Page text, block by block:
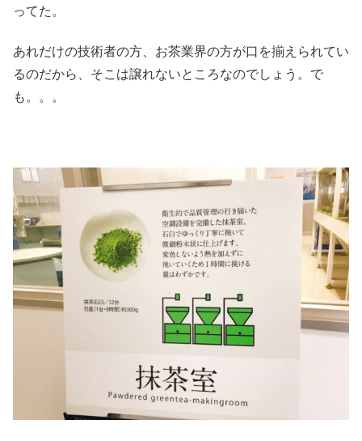
ってた。
あれだけの技術者の方、お茶業界の方が口を揃えられてい
るのだから、そこは譲れないところなのでしょう。で
も。。。